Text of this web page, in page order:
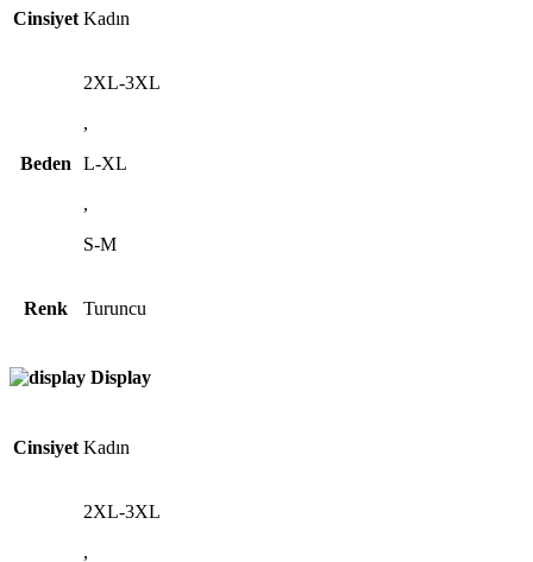
Cinsiyet Kadın
Beden
2XL-3XL
,
L-XL
,
S-M
Renk Turuncu
Display
Cinsiyet Kadın
2XL-3XL
,